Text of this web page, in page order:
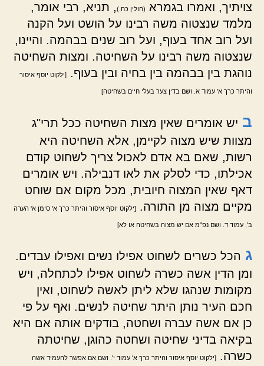
צויתיך, ואמרו בגמרא
(חולין כח.), תניא, רבי אומר,
מלמד שנצטוה משה רבינו על הושט ועל הקנה
ועל רוב אחד בעוף, ועל רוב שנים בבהמה. והיינו,
שנצטוה משה רבינו על השחיטה. ומצות השחיטה
נוהגת בין בבהמה בין בחיה ובין בעוף. [ילקוט יוסף איסור
והיתר כרך א' עמוד א. ושם בדין צער בעלי חיים בשחיטה]
ב יש אומרים שאין מצות השחיטה ככל תרי"ג
מצוות שיש מצוה לקיימן, אלא השחיטה היא
רשות, שאם בא אדם לאכול צריך לשחוט קודם
אכילתו, כדי לסלק את לאו דנבילה. ויש אומרים
דאף שאין המצוה חיובית, מכל מקום אם שוחט
מקיים מצוה מן התורה. [ילקוט יוסף איסור והיתר כרך א' סימן א' הערה
ב', עמוד ד. ושם נפ"מ אם יש מצוה בשחיטה או לא]
ג הכל כשרים לשחוט אפילו נשים ואפילו עבדים.
ומן הדין אשה כשרה לשחוט אפילו לכתחלה, ויש
מקומות שנהגו שלא ליתן לאשה לשחוט, ואין
חכם העיר נותן היתר שחיטה לנשים. ואף על פי
כן אם אשה עברה ושחטה, בודקים אותה אם היא
בקיאה בדיני שחיטה ושחטה כהוגן, שחיטתה
כשרה. [ילקוט יוסף איסור והיתר כרך א' עמוד י'. ושם אם אפשר להעמיד אשה